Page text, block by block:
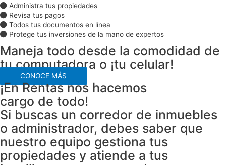
Administra tus propiedades
Revisa tus pagos
Todos tus documentos en línea
Protege tus inversiones de la mano de expertos
Maneja todo desde la comodidad de
tu computadora o ¡tu celular!
CONOCE MÁS
¡En Rentas nos hacemos
cargo de todo!
Si buscas un corredor de inmuebles
o administrador, debes saber que
nuestro equipo gestiona tus
propiedades y atiende a tus